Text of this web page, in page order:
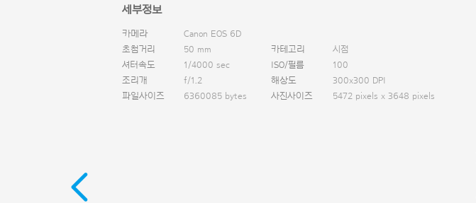
세부정보
카메라
Canon EOS 6D
초첨거리
50 mm 카테고리
시점
셔터속도
1/4000 sec ISO/필름
100
조리개
f/1.2 해상도
300x300 DPI
파일사이즈
6360085 bytes 사진사이즈 5472 pixels x 3648 pixels